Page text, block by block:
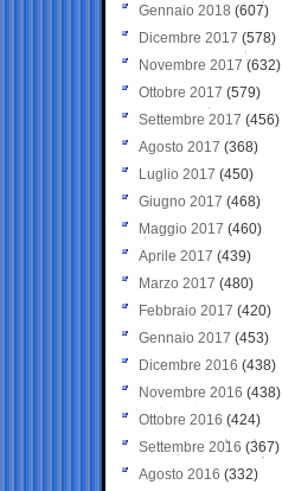
Gennaio 2018 (607)
Dicembre 2017 (578)
Novembre 2017 (632)
Ottobre 2017 (579)
Settembre 2017 (456)
Agosto 2017 (368)
Luglio 2017 (450)
Giugno 2017 (468)
Maggio 2017 (460)
Aprile 2017 (439)
Marzo 2017 (480)
Febbraio 2017 (420)
Gennaio 2017 (453)
Dicembre 2016 (438)
Novembre 2016 (438)
Ottobre 2016 (424)
Settembre 2016 (367)
Agosto 2016 (332)